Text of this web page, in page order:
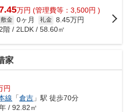
万円 (管理費等：3,500円 )
敷金 0ヶ月 礼金 8.45万円
階 / 2LDK / 58.60㎡
家
円
線 「倉吉 」駅 徒歩70分
/ 92.82㎡